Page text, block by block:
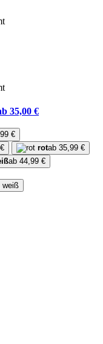
35,00 €
€
rotab 35,99 €
ab 44,99 €
weiß